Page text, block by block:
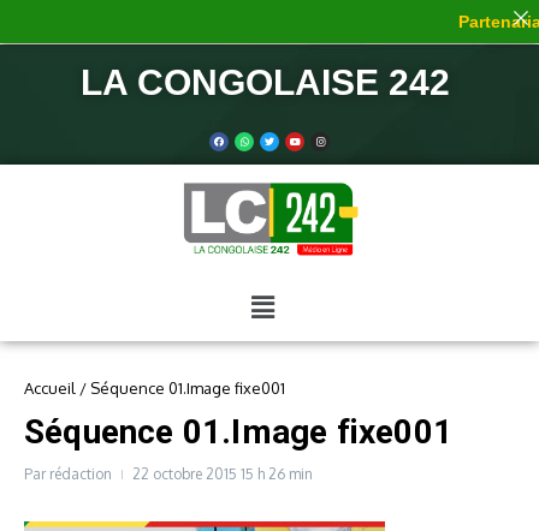
LA CONGOLAISE 242
Accueil / Séquence 01.Image fixe001
Séquence 01.Image fixe001
Par rédaction 22 octobre 2015 15 h 26 min